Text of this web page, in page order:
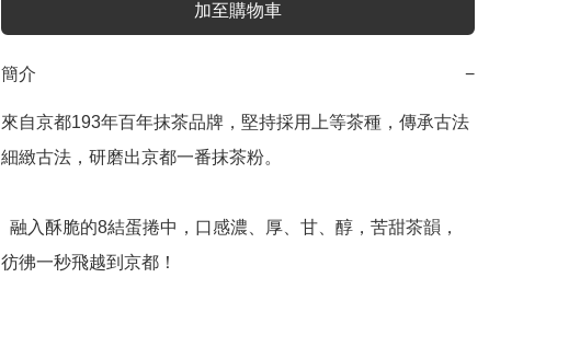
加至購物車
簡介 −
來自京都193年百年抹茶品牌，堅持採用上等茶種，傳承古法
細緻古法，研磨出京都一番抹茶粉。
彷彿一秒飛越到京都！